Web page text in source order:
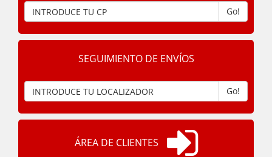
Go!
SEGUIMIENTO DE ENVÍOS
Go!
ÁREA DE CLIENTES